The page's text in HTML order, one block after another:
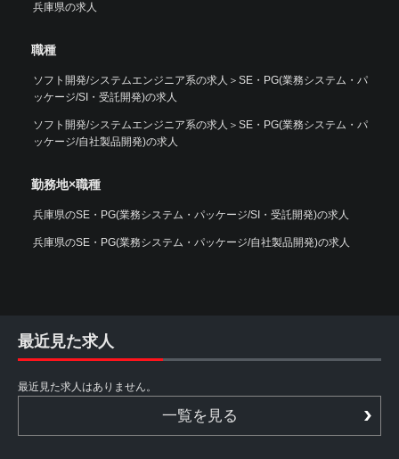
兵庫県の求人
職種
ソフト開発/システムエンジニア系の求人 ＞ SE・PG(業務システム・パ
ッケージ/SI・受託開発)の求人
ソフト開発/システムエンジニア系の求人 ＞ SE・PG(業務システム・パ
ッケージ/自社製品開発)の求人
勤務地×職種
兵庫県のSE・PG(業務システム・パッケージ/SI・受託開発)の求人
兵庫県のSE・PG(業務システム・パッケージ/自社製品開発)の求人
最近見た求人
最近見た求人はありません。
一覧を見る